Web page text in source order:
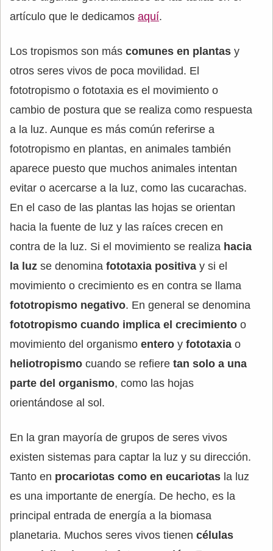
artículo que le dedicamos aquí.
Los tropismos son más comunes en plantas y
otros seres vivos de poca movilidad. El
fototropismo o fototaxia es el movimiento o
cambio de postura que se realiza como respuesta
a la luz. Aunque es más común referirse a
fototropismo en plantas, en animales también
aparece puesto que muchos animales intentan
evitar o acercarse a la luz, como las cucarachas.
En el caso de las plantas las hojas se orientan
hacia la fuente de luz y las raíces crecen en
contra de la luz. Si el movimiento se realiza hacia
la luz se denomina fototaxia positiva y si el
movimiento o crecimiento es en contra se llama
fototropismo negativo. En general se denomina
fototropismo cuando implica el crecimiento o
movimiento del organismo entero y fototaxia o
heliotropismo cuando se refiere tan solo a una
parte del organismo, como las hojas
orientándose al sol.
En la gran mayoría de grupos de seres vivos
existen sistemas para captar la luz y su dirección.
Tanto en procariotas como en eucariotas la luz
es una importante de energía. De hecho, es la
principal entrada de energía a la biomasa
planetaria. Muchos seres vivos tienen células